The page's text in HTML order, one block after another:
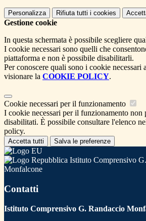
Personalizza Rifiuta tutti i cookies
Gestione cookie
In questa schermata è possibile scegliere
I cookie necessari sono quelli che
piattaforma e non è possibile disabilitarli.
Per conoscere quali sono i cookie necessari
visionare la COOKIE POLICY.
Cookie necessari per il funzionamento
I cookie necessari per il funzionamento non
disabilitati. È possibile consultare l'elenco
policy.
Accetta tutti Salva le preferenze
Istituto Comprensivo
Monfalcone
Contatti
Istituto Comprensivo G. Randaccio